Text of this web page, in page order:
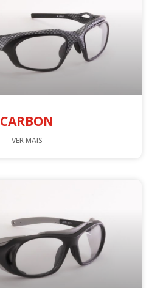
CARBON
VER MAIS